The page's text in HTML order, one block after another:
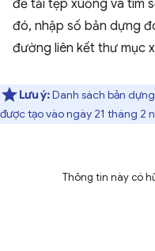
để tải tệp xuống và tìm
đó, nhập số bản dựng
đường liên kết thư mục
Lưu ý:Danh sách bản
được tạo vào ngày 21 tháng 2
Thông tin này có